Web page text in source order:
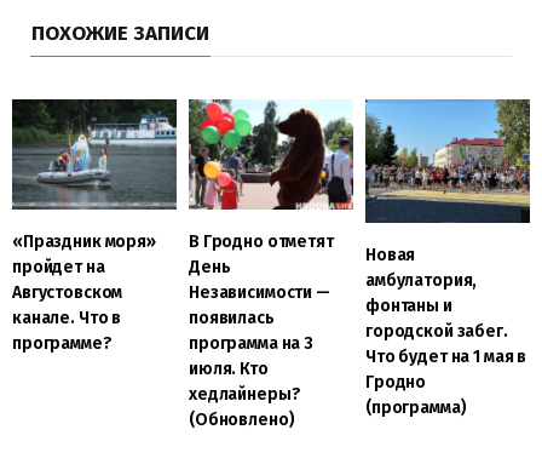
ПОХОЖИЕ ЗАПИСИ
«Праздник моря»
пройдет на
Августовском
канале. Что в
программе?
В Гродно отметят
День
Независимости —
появилась
программа на 3
июля. Кто
хедлайнеры?
(Обновлено)
Новая
амбулатория,
фонтаны и
городской забег.
Что будет на 1 мая в
Гродно
(программа)